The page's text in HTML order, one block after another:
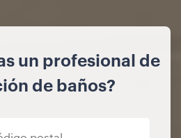
un profesional de
de baños?